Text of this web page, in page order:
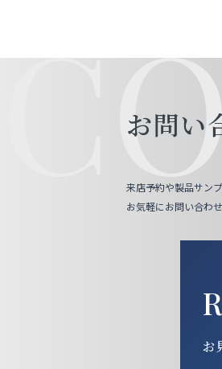
お問い
来店予約や製品サン
お気軽にお問い合わせ
お